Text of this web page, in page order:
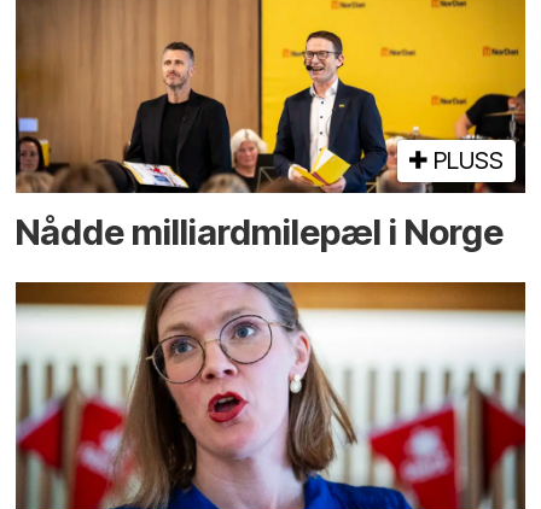
PLUSS
Nådde milliard­­milepæl i Norge